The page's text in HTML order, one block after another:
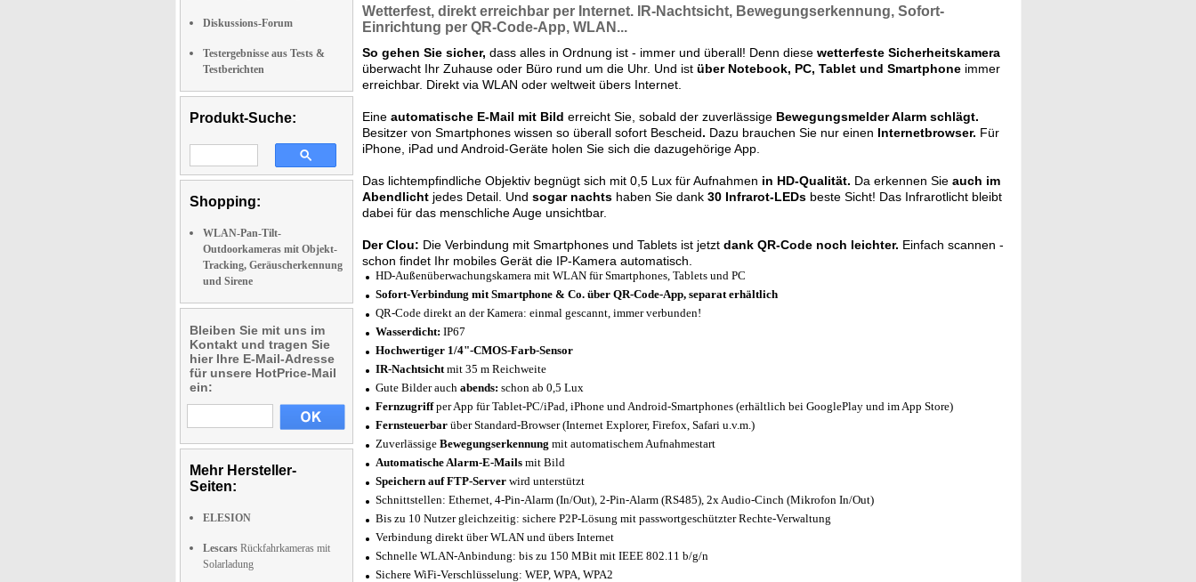
Diskussions-Forum
Testergebnisse aus Tests &
Testberichten
Produkt-Suche:
Shopping:
WLAN-Pan-Tilt-
Outdoorkameras mit Objekt-
Tracking, Geräuscherkennung
und Sirene
Bleiben Sie mit uns im
Kontakt und tragen Sie
hier Ihre E-Mail-Adresse
für unsere HotPrice-Mail
ein:
Mehr Hersteller-
Seiten:
ELESION
Lescars Rückfahrkameras mit
Solarladung
Wetterfest, direkt erreichbar per Internet. IR-Nachtsicht, Bewegungserkennung, Sofort-
Einrichtung per QR-Code-App, WLAN...
So gehen Sie sicher, dass alles in Ordnung ist - immer und überall! Denn diese wetterfeste Sicherheitskamera
überwacht Ihr Zuhause oder Büro rund um die Uhr. Und ist über Notebook, PC, Tablet und Smartphone immer
erreichbar. Direkt via WLAN oder weltweit übers Internet.
Eine automatische E-Mail mit Bild erreicht Sie, sobald der zuverlässige Bewegungsmelder Alarm schlägt.
Besitzer von Smartphones wissen so überall sofort Bescheid. Dazu brauchen Sie nur einen Internetbrowser. Für
iPhone, iPad und Android-Geräte holen Sie sich die dazugehörige App.
Das lichtempfindliche Objektiv begnügt sich mit 0,5 Lux für Aufnahmen in HD-Qualität. Da erkennen Sie auch im
Abendlicht jedes Detail. Und sogar nachts haben Sie dank 30 Infrarot-LEDs beste Sicht! Das Infrarotlicht bleibt
dabei für das menschliche Auge unsichtbar.
Der Clou: Die Verbindung mit Smartphones und Tablets ist jetzt dank QR-Code noch leichter. Einfach scannen -
schon findet Ihr mobiles Gerät die IP-Kamera automatisch.
HD-Außenüberwachungskamera mit WLAN für Smartphones, Tablets und PC
Sofort-Verbindung mit Smartphone & Co. über QR-Code-App, separat erhältlich
QR-Code direkt an der Kamera: einmal gescannt, immer verbunden!
Wasserdicht: IP67
Hochwertiger 1/4"-CMOS-Farb-Sensor
IR-Nachtsichtmit 35 m Reichweite
Gute Bilder auch abends: schon ab 0,5 Lux
Fernzugriffper App für Tablet-PC/iPad, iPhone und Android-Smartphones (erhältlich bei GooglePlay und im App Store)
Fernsteuerbar über Standard-Browser (Internet Explorer, Firefox, Safari u.v.m.)
Zuverlässige Bewegungserkennung mit automatischem Aufnahmestart
Automatische Alarm-E-Mails mit Bild
Speichern auf FTP-Server wird unterstützt
Schnittstellen: Ethernet, 4-Pin-Alarm (In/Out), 2-Pin-Alarm (RS485), 2x Audio-Cinch (Mikrofon In/Out)
Bis zu 10 Nutzer gleichzeitig: sichere P2P-Lösung mit passwortgeschützter Rechte-Verwaltung
Verbindung direkt über WLAN und übers Internet
Schnelle WLAN-Anbindung: bis zu 150 MBit mit IEEE 802.11 b/g/n
Sichere WiFi-Verschlüsselung: WEP, WPA, WPA2